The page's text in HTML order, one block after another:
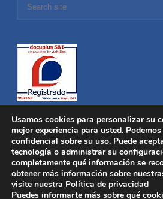
Distronica © 2016 Todos los derechos
Política de privacidad|
Desarrollado por
Inicio
Usamos cookies para personalizar su
mejor experiencia para usted.
confidencial sobre su uso. Puede
tecnología o administrar su
completamente qué información se
obtener más información sobre
visite nuestra Política de privacidad
Puedes informarte más sobre qué